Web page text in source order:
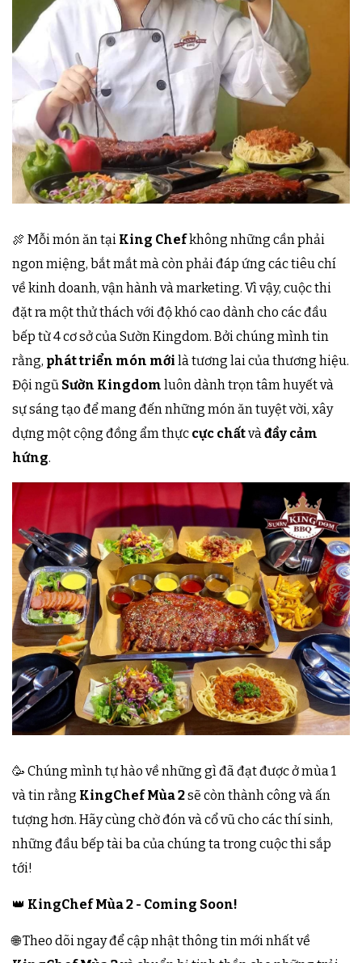
🍖 Mỗi món ăn tại King Chefkhông những cần phải
ngon miệng, bắt mắt mà còn phải đáp ứng các tiêu chí
về kinh doanh, vận hành và marketing. Vì vậy, cuộc thi
đặt ra một thử thách với độ khó cao dành cho các đầu
bếp từ 4 cơ sở của Sườn Kingdom. Bởi chúng mình tin
rằng, phát triển món mới là tương lai của thương hiệu.
Đội ngũ Sườn Kingdom luôn dành trọn tâm huyết và
sự sáng tạo để mang đến những món ăn tuyệt vời, xây
dựng một cộng đồng ẩm thực cực chấtvà đầy cảm
hứng.
🥳 Chúng mình tự hào về những gì đã đạt được ở mùa 1
và tin rằng KingChef Mùa 2sẽ còn thành công và ấn
tượng hơn. Hãy cùng chờ đón và cổ vũ cho các thí sinh,
những đầu bếp tài ba của chúng ta trong cuộc thi sắp
tới!
👑 KingChef Mùa 2 - Coming Soon!
🌐 Theo dõi ngay để cập nhật thông tin mới nhất về